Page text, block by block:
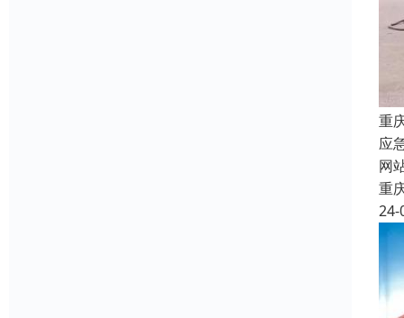
重
应
网
重
24-